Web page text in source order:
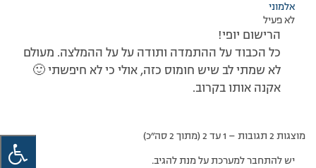
אלמוני
לא פעיל
הרישום יופי!
כל הכבוד על ההתמדה ותודה על על ההמלצה. מעולם
לא שמתי לב שיש חומוס כזה, אולי כי לא חיפשתי 🙂
אקנה אותו בקרוב.
מוצגות 2 תגובות – 1 עד 2 (מתוך 2 סה״כ)
יש להתחבר למערכת על מנת להגיב.